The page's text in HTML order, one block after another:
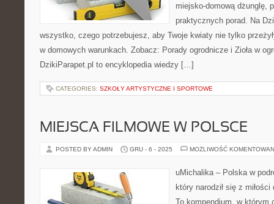
miejsko-domową dżunglę,
praktycznych porad. Na
wszystko, czego potrzebujesz, aby Twoje kwiaty nie tylko
w domowych warunkach. Zobacz: Porady ogrodnicze i Zioła w
DzikiParapet.pl to encyklopedia wiedzy […]
CATEGORIES: SZKOŁY ARTYSTYCZNE I SPORTOWE
MIEJSCA FILMOWE W POLSCE
POSTED BY ADMIN GRU - 6 - 2025 MOŻLIWOŚĆ
uMichalika – Polska w
który narodził się z
To kompendium, w którym